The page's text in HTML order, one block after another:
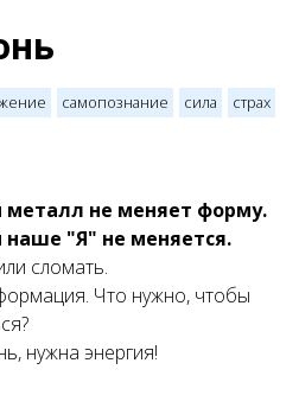
самопознание сила страх
металл не меняет форму.
наше "Я" не меняется.
сломать.
Что нужно, чтобы
нужна энергия!